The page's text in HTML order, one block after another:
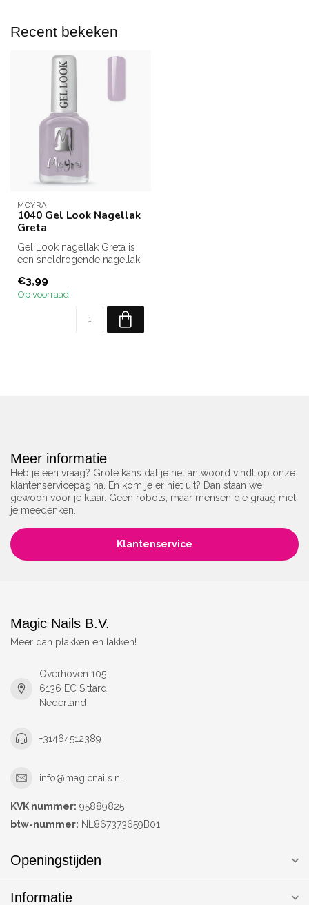
Recent bekeken
MOYRA
1040 Gel Look Nagellak
Greta
Gel Look nagellak Greta is
een sneldrogende nagellak
Ben je op zoek...
€3,99
Op voorraad
Meer informatie
Heb je een vraag? Grote kans dat je het antwoord vindt op onze
klantenservicepagina. En kom je er niet uit? Dan staan we
gewoon voor je klaar. Geen robots, maar mensen die graag met
je meedenken.
Klantenservice
Magic Nails B.V.
Meer dan plakken en lakken!
Overhoven 105
6136 EC Sittard
Nederland
+31464512389
info@magicnails.nl
KVK nummer: 95889825
btw-nummer: NL867373659B01
Openingstijden
Informatie